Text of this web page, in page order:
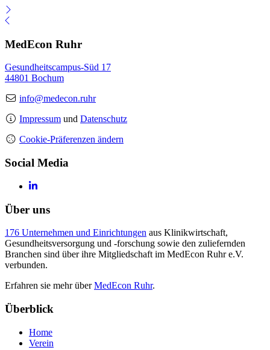
MedEcon Ruhr
Gesundheitscampus-Süd 17
44801 Bochum
info@medecon.ruhr
Impressum und Datenschutz
Cookie-Präferenzen ändern
Social Media
Über uns
176 Unternehmen und Einrichtungen aus Klinikwirtschaft,
Gesundheitsversorgung und -forschung sowie den zuliefernden
Branchen sind über ihre Mitgliedschaft im MedEcon Ruhr e.V.
verbunden.
Erfahren sie mehr überMedEcon Ruhr.
Überblick
Home
Verein